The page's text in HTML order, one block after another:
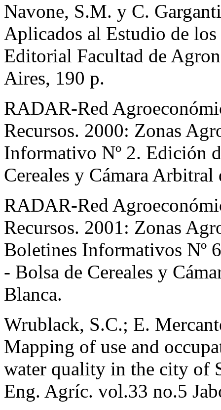
Navone, S.M. y C.
Aplicados al Estudio de
Editorial Facultad de
Aires, 190 p.
RADAR-Red
Recursos. 2000: Zonas
Informativo Nº 2. Edición
Cereales y Cámara Arbitral
RADAR-Red
Recursos. 2001: Zonas
Boletines Informativos Nº
- Bolsa de Cereales y
Blanca.
Wrublack, S.C.; E.
Mapping of use and
water quality in the city of
Eng. Agríc. vol.33 no.5